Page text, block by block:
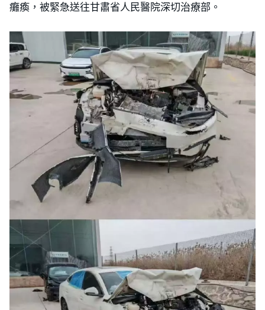
癱瘓，被緊急送往甘肅省人民醫院深切治療部。